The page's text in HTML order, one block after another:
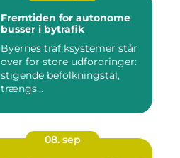
Fremtiden for autonome
busser i bytrafik
Byernes trafiksystemer står
over for store udfordringer:
stigende befolkningstal,
trængs...
08. sep